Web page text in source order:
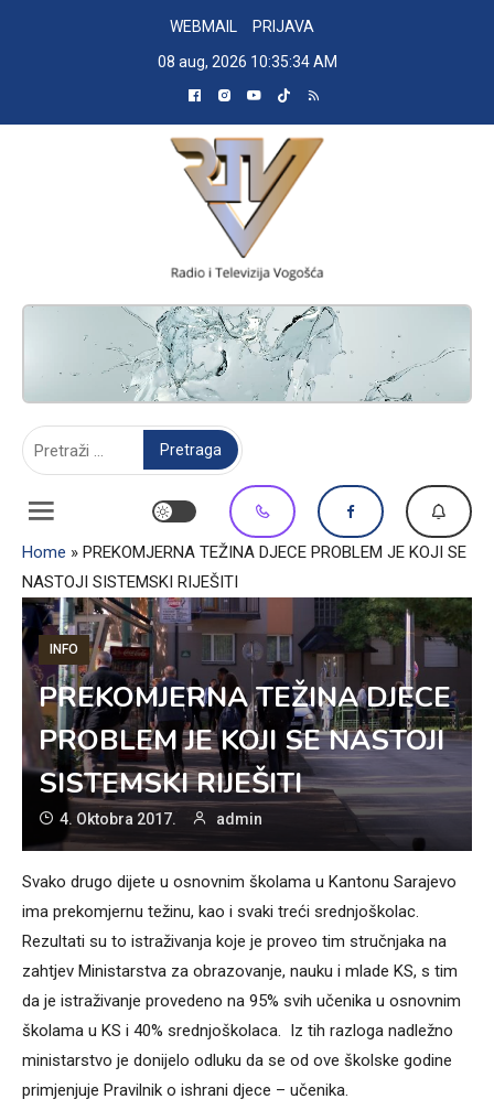
WEBMAIL
PRIJAVA
08 aug, 2026 10:35:35 AM
RADIO TELEVIZIJA VOGOŠĆA
Home » PREKOMJERNA TEŽINA DJECE PROBLEM JE KOJI SE
NASTOJI SISTEMSKI RIJEŠITI
INFO
PREKOMJERNA TEŽINA DJECE
PROBLEM JE KOJI SE NASTOJI
SISTEMSKI RIJEŠITI
4. Oktobra 2017. admin
Svako drugo dijete u osnovnim školama u Kantonu Sarajevo
ima prekomjernu težinu, kao i svaki treći srednjoškolac.
Rezultati su to istraživanja koje je proveo tim stručnjaka na
zahtjev Ministarstva za obrazovanje, nauku i mlade KS, s tim
da je istraživanje provedeno na 95% svih učenika u osnovnim
školama u KS i 40% srednjoškolaca. Iz tih razloga nadležno
ministarstvo je donijelo odluku da se od ove školske godine
primjenjuje Pravilnik o ishrani djece – učenika.